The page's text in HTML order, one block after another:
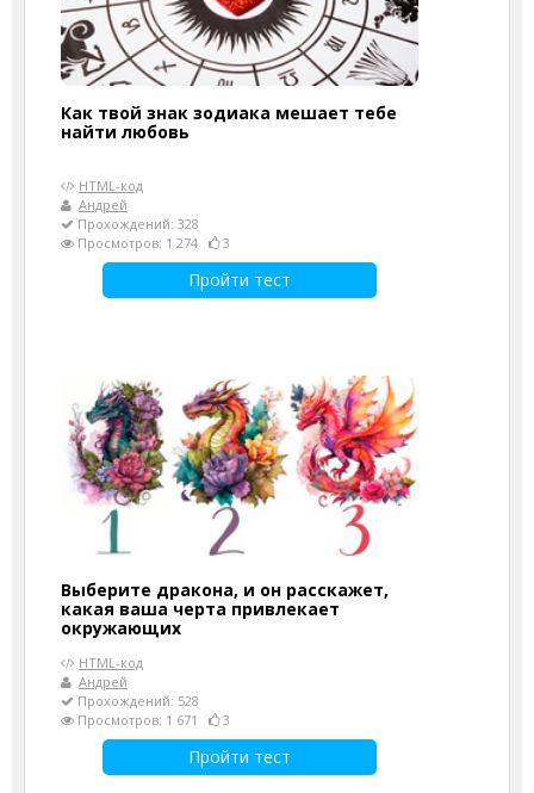
Как твой знак зодиака мешает тебе
найти любовь
HTML-код
Андрей
Прохождений: 328
Просмотров: 1 274
3
Пройти тест
Выберите дракона, и он расскажет,
какая ваша черта привлекает
окружающих
HTML-код
Андрей
Прохождений: 528
Просмотров: 1 671
3
Пройти тест